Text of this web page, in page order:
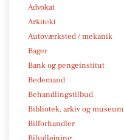
Advokat
Arkitekt
Autoværksted / mekanik
Bager
Bank og pengeinstitut
Bedemand
Behandlingstilbud
Bibliotek, arkiv og museum
Bilforhandler
Biludlejning